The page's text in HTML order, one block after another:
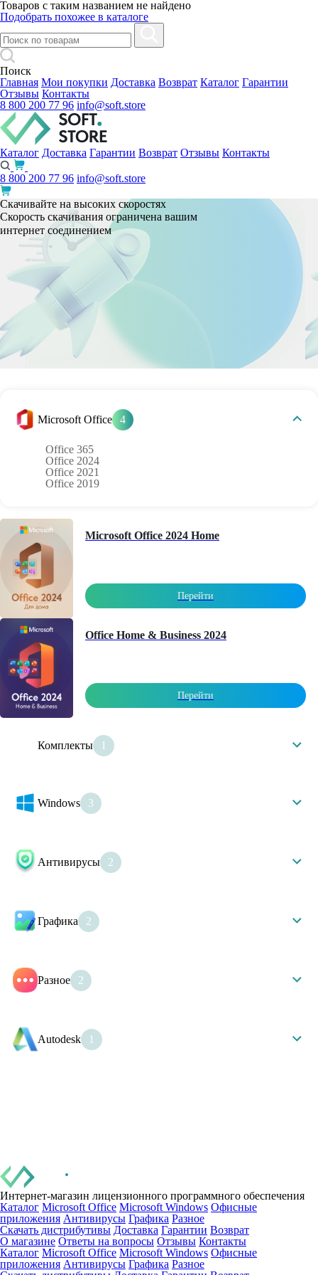
Товаров с таким названием не найдено
Подобрать похожее в каталоге
Поиск
Главная Мои покупки Доставка Возврат Каталог Гарантии
Отзывы Контакты
8 800 200 77 96 info@soft.store
Каталог Доставка Гарантии Возврат Отзывы Контакты
8 800 200 77 96 info@soft.store
Скачивайте на высоких скоростях
Скорость скачивания ограничена вашим
интернет соединением
Microsoft Office 4
Office 365
Office 2024
Office 2021
Office 2019
Microsoft Office 2024 Home
Перейти
Office Home & Business 2024
Перейти
Комплекты 1
Windows 3
Windows Server 2025
Антивирусы 2
Графика
2
Разное
2
Autodesk
1
Интернет-магазин лицензионного программного обеспечения
Каталог Microsoft Office Microsoft Windows Офисные
приложения Антивирусы Графика Разное
Скачать дистрибутивы Доставка Гарантии Возврат
О магазине Ответы на вопросы Отзывы Контакты
Каталог Microsoft Office Microsoft Windows Офисные
приложения Антивирусы Графика Разное